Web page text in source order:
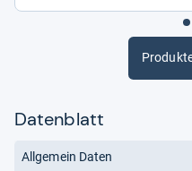
Datenblatt
Allgemein Daten